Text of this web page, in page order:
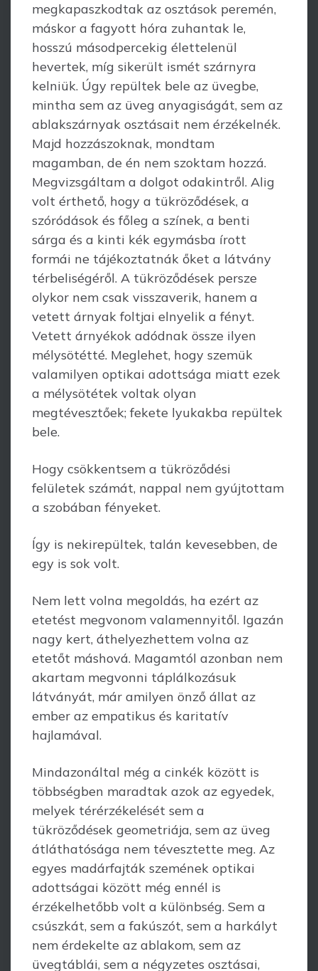
megkapaszkodtak az osztások peremén,
máskor a fagyott hóra zuhantak le,
hosszú másodpercekig élet­telenül
hevertek, míg sikerült ismét szárnyra
kelniük. Úgy repültek bele az üvegbe,
mintha sem az üveg anyagiságát, sem az
ablakszárnyak osztásait nem érzé­kelnék.
Majd hozzászoknak, mondtam
magamban, de én nem szoktam hozzá.
Meg­vizs­gáltam a dolgot odakintről. Alig
volt érthető, hogy a tükröződések, a
szóró­dások és főleg a színek, a benti
sárga és a kinti kék egymásba írott
formái ne tájékoztatnák őket a látvány
térbeliségéről. A tükröződések persze
olykor nem csak visszaverik, hanem a
vetett árnyak foltjai elnyelik a fényt.
Vetett árnyékok adódnak össze ilyen
mélysötétté. Meglehet, hogy szemük
valamilyen optikai adottsága miatt ezek
a mélysötétek voltak olyan
megtévesztőek; fekete lyukakba repültek
bele.
Hogy csökkentsem a tükröződési
felületek számát, nappal nem gyújtottam
a szobában fényeket.
Így is nekirepültek, talán kevesebben, de
egy is sok volt.
Nem lett volna megoldás, ha ezért az
etetést megvonom valamennyitől. Igazán
nagy kert, áthelyezhettem volna az
etetőt máshová. Magamtól azonban nem
akartam megvonni táplálkozásuk
látványát, már amilyen önző állat az
ember az empatikus és karitatív
hajlamával.
Mindazonáltal még a cinkék között is
többségben maradtak azok az egyedek,
melyek térérzékelését sem a
tükröződések geometriája, sem az üveg
átláthatósága nem tévesztette meg. Az
egyes madárfajták szemének optikai
adottságai között még ennél is
érzékelhetőbb volt a különbség. Sem a
csúszkát, sem a fakúszót, sem a harkályt
nem érdekelte az ablakom, sem az
üvegtáblái, sem a négyzetes osztásai,